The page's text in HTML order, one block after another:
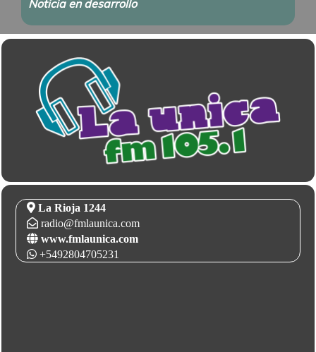
Noticia en desarrollo
La Rioja 1244
radio@fmlaunica.com
www.fmlaunica.com
+5492804705231